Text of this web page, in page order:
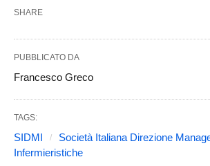
SHARE
PUBBLICATO DA
Francesco Greco
TAGS:
SIDMI
Società Italiana Direzione
Infermieristiche